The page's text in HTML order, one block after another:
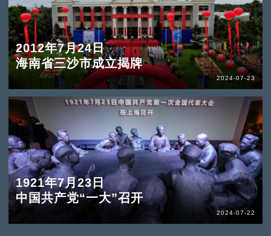
2012年7月24日
海南省三沙市成立揭牌
2024-07-23
1921年7月23日
中国共产党“一大”召开
2024-07-22